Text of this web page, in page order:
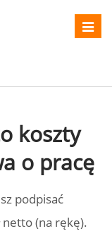
koszty
o pracę
podpisać
netto (na rękę).